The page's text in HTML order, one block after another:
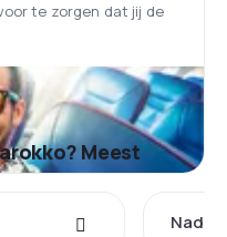
te zorgen dat jij de
Meest
Nador